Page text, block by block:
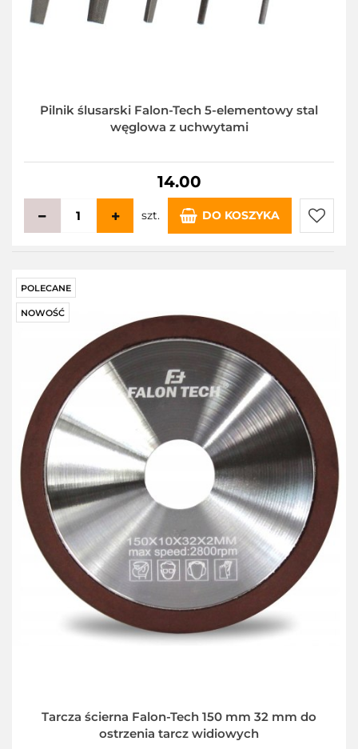
Pilnik ślusarski Falon-Tech 5-elementowy stal
węglowa z uchwytami
14.00
szt. DO KOSZYKA
Do
POLECANE
NOWOŚĆ
Tarcza ścierna Falon-Tech 150 mm 32 mm do
ostrzenia tarcz widiowych